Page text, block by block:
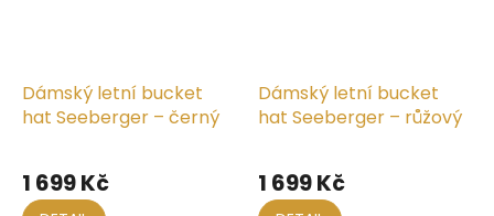
Dámský letní bucket
hat Seeberger – černý
1 699 Kč
Dámský letní bucket
hat Seeberger – růžový
1 699 Kč